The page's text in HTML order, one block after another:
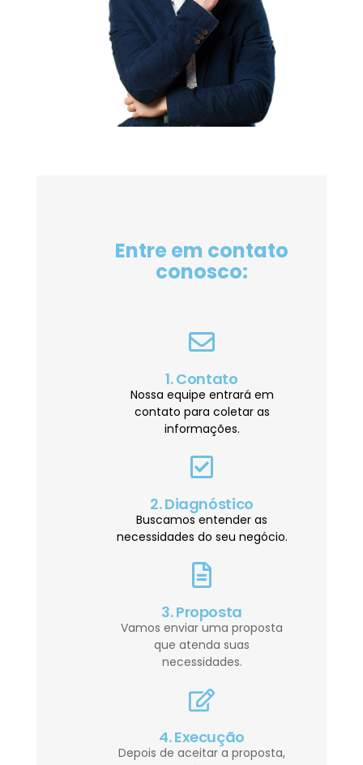
Entre em contato
conosco:
1. Contato
Nossa equipe entrará em
contato para coletar as
informações.
2. Diagnóstico
Buscamos entender as
necessidades do seu negócio.
3. Proposta
Vamos enviar uma proposta
que atenda suas
necessidades.
4. Execução
Depois de aceitar a proposta,